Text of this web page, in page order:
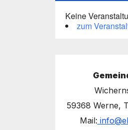
Keine
zum
59368 Werne,
Mail: